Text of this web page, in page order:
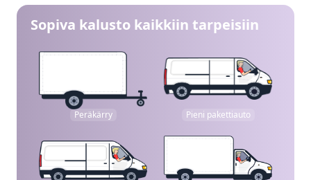
Sopiva kalusto kaikkiin tarpeisiin
Peräkärry Pieni pakettiauto